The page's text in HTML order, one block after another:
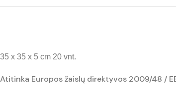
35 x 35 x 5 cm 20 vnt.
Atitinka Europos žaislų direktyvos 2009/48 /